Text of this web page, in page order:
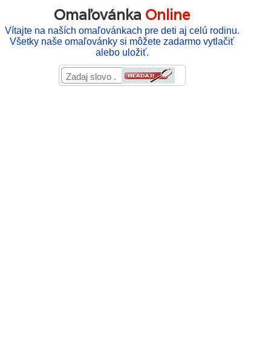
Omaľovánka Online
Vítajte na naších omaľovánkach pre deti aj celú rodinu.
Všetky naše omaľovánky si môžete zadarmo vytlačiť
alebo uložiť.